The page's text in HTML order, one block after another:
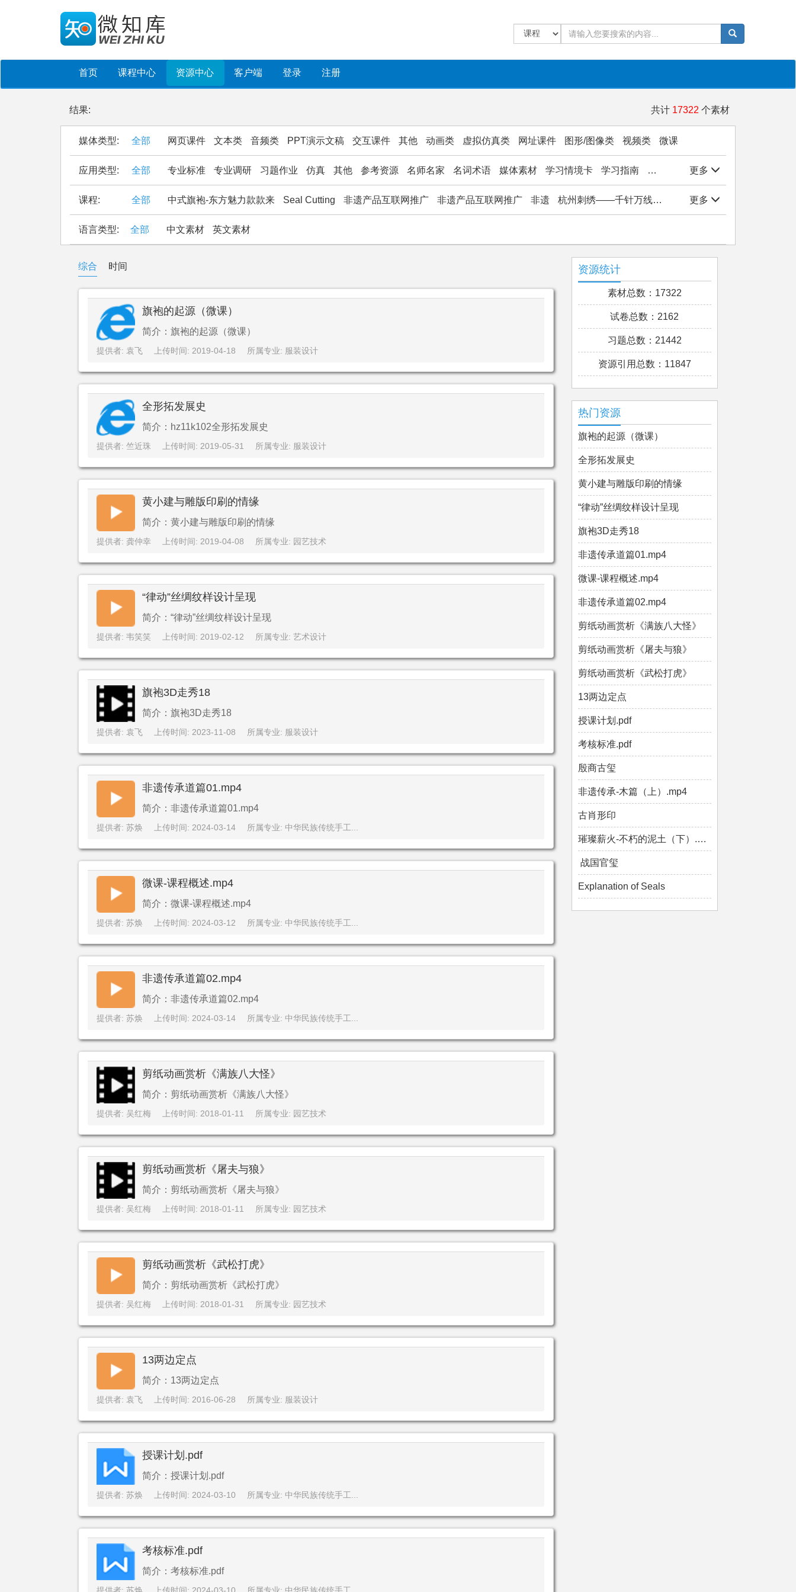
首页 课程中心 资源中心 客户端 登录 注册
结果: 共计 17322 个素材
媒体类型: 全部 网页课件 文本类 音频类 PPT演示文稿 交互课件 其他 动画类 虚拟仿真类 网址课件 图形/图像类 视频类 微课
应用类型: 全部 专业标准 专业调研 习题作业 仿真 其他 参考资源 名师名家 名词术语 媒体素材 学习情境卡 学习指南 学生作品 实验/实训/实习
更多
课程: 全部 中式旗袍-东方魅力款款来 Seal Cutting 非遗产品互联网推广 非遗产品互联网推广 非遗 杭州刺绣——千针万线绣西湖 杭州刺绣——千针万线绣
更多
语言类型: 全部 中文素材 英文素材
综合 时间
旗袍的起源（微课）
简介：旗袍的起源（微课）
提供者: 袁飞 上传时间: 2019-04-18 所属专业: 服装设计
全形拓发展史
简介：hz11k102全形拓发展史
提供者: 竺近珠 上传时间: 2019-05-31 所属专业: 服装设计
黄小建与雕版印刷的情缘
简介：黄小建与雕版印刷的情缘
提供者: 龚仲幸 上传时间: 2019-04-08 所属专业: 园艺技术
“律动”丝绸纹样设计呈现
简介：“律动”丝绸纹样设计呈现
提供者: 韦笑笑 上传时间: 2019-02-12 所属专业: 艺术设计
旗袍3D走秀18
简介：旗袍3D走秀18
提供者: 袁飞 上传时间: 2023-11-08 所属专业: 服装设计
非遗传承道篇01.mp4
简介：非遗传承道篇01.mp4
提供者: 苏焕 上传时间: 2024-03-14 所属专业: 中华民族传统手工...
微课-课程概述.mp4
简介：微课-课程概述.mp4
提供者: 苏焕 上传时间: 2024-03-12 所属专业: 中华民族传统手工...
非遗传承道篇02.mp4
简介：非遗传承道篇02.mp4
提供者: 苏焕 上传时间: 2024-03-14 所属专业: 中华民族传统手工...
剪纸动画赏析《满族八大怪》
简介：剪纸动画赏析《满族八大怪》
提供者: 吴红梅 上传时间: 2018-01-11 所属专业: 园艺技术
剪纸动画赏析《屠夫与狼》
简介：剪纸动画赏析《屠夫与狼》
提供者: 吴红梅 上传时间: 2018-01-11 所属专业: 园艺技术
剪纸动画赏析《武松打虎》
简介：剪纸动画赏析《武松打虎》
提供者: 吴红梅 上传时间: 2018-01-31 所属专业: 园艺技术
13两边定点
简介：13两边定点
提供者: 袁飞 上传时间: 2016-06-28 所属专业: 服装设计
授课计划.pdf
简介：授课计划.pdf
提供者: 苏焕 上传时间: 2024-03-10 所属专业: 中华民族传统手工...
考核标准.pdf
简介：考核标准.pdf
资源统计
素材总数：17322
试卷总数：2162
习题总数：21442
资源引用总数：11847
热门资源
旗袍的起源（微课）
全形拓发展史
黄小建与雕版印刷的情缘
“律动”丝绸纹样设计呈现
旗袍3D走秀18
非遗传承道篇01.mp4
微课-课程概述.mp4
非遗传承道篇02.mp4
剪纸动画赏析《满族八大怪》
剪纸动画赏析《屠夫与狼》
剪纸动画赏析《武松打虎》
13两边定点
授课计划.pdf
考核标准.pdf
殷商古玺
非遗传承-木篇（上）.mp4
古肖形印
璀璨薪火-不朽的泥土（下）.mp4
战国官玺
Explanation of Seals